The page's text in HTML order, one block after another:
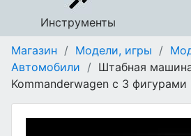
Инструменты
Магазин / Модели, игры /
Автомобили / Штабная
Kommanderwagen с 3 фигурами